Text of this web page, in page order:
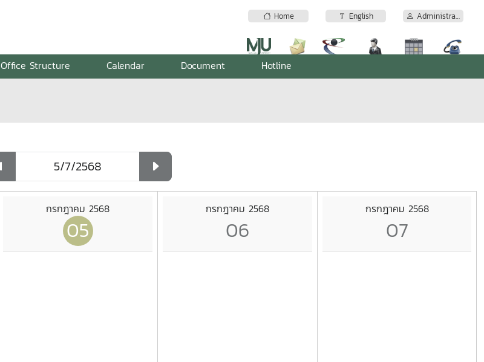
Home English Administrator
Office Structure Calendar Document Hotline
กรกฎาคม 2568
05
กรกฎาคม 2568
06
กรกฎาคม 2568
07